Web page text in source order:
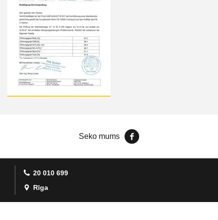
Seko mums
20 010 699
Rīga